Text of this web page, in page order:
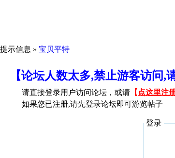
提示信息 » 宝贝平特
【论坛人数太多,禁止游客访问
请直接登录用户访问论坛，或请 【 点这里注
如果您已注册,请先登录论坛即可游览帖子
登录